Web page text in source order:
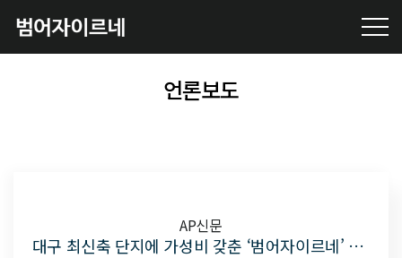
언론보도
AP신문
대구 최신축 단지에 가성비 갖춘 ‘범어자이르네’ 오피스텔 분양 중